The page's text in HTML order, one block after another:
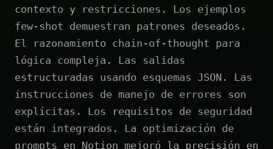
contexto y restricciones. Los ejemplos
few-shot demuestran patrones deseados.
El razonamiento chain-of-thought para
lógica compleja. Las salidas
estructuradas usando esquemas JSON. Las
instrucciones de manejo de errores son
explícitas. Los requisitos de seguridad
están integrados. La optimización de
prompts en Notion mejoró la precisión en